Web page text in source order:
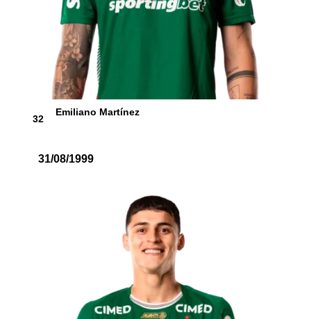
32
Emiliano Martínez
31/08/1999